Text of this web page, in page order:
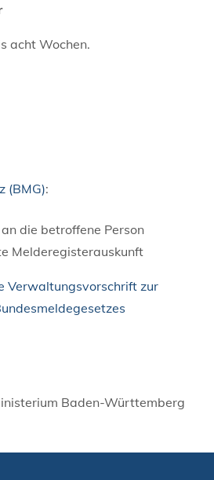
acht Wochen.
(BMG):
die betroffene Person
Melderegisterauskunft
Verwaltungsvorschrift zur
Baden-Württemberg